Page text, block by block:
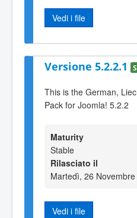
Vedi i file
Versione 5.2.2.1
This is the German,
Pack for Joomla! 5.2.2
Maturity
Stable
Rilasciato il
Martedì, 26
Vedi i file